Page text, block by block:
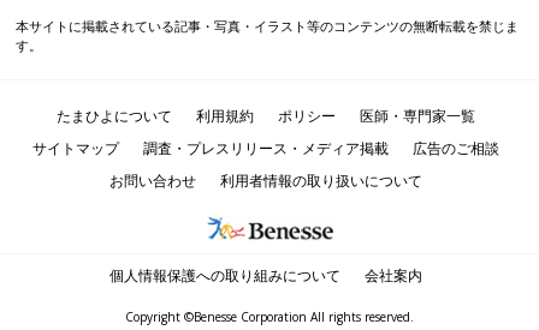
本サイトに掲載されている記事・写真・イラスト等のコンテンツの無断転載を禁じま
す。
たまひよについて 利用規約 ポリシー
医師・専門家一覧
サイトマップ
調査・プレスリリース・メディア掲載
広告のご相談
お問い合わせ
利用者情報の取り扱いについて
個人情報保護への取り組みについて 会社案内
Copyright ©Benesse Corporation All rights reserved.